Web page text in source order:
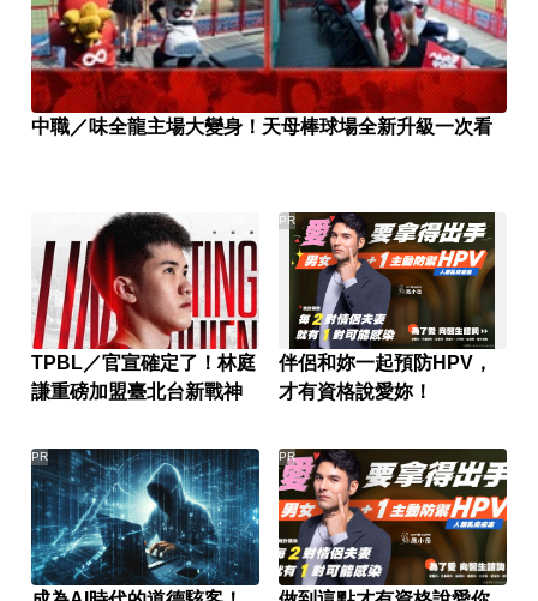
中職／味全龍主場大變身！天母棒球場全新升級一次看
TPBL／官宣確定了！林庭
謙重磅加盟臺北台新戰神
伴侶和妳一起預防HPV，
才有資格說愛妳！
PR
PR PR